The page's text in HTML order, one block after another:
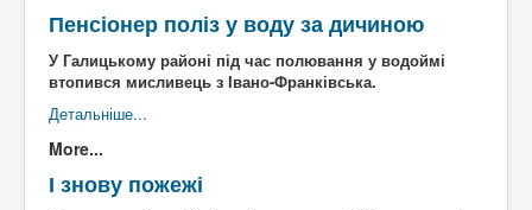
Пенсіонер поліз у воду за дичиною
У Галицькому районі під час полювання у водоймі
втопився мисливець з Івано-Франківська.
Детальніше...
More...
І знову пожежі